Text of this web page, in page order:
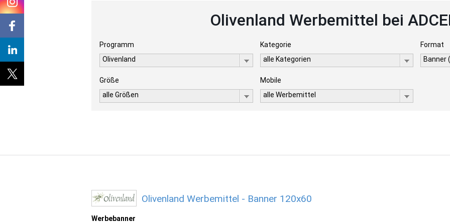
Olivenland Werbemittel bei
Programm
Olivenland
Kategorie
alle Kategorien
Format
Banner
Größe
alle Größen
Mobile
alle Werbemittel
Olivenland Werbemittel - Banner 120x60
Werbebanner